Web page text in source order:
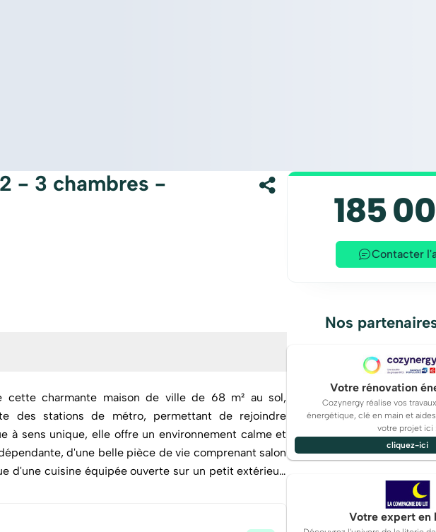
- 3 chambres -
cette charmante maison de ville de 68 m² au sol,
des stations de métro, permettant de rejoindre
à sens unique, elle offre un environnement calme et
d'une cuisine équipée ouverte sur un petit extérieur.
Contactez-nous dès aujourd'hui pour organiser
185
Contacter
Nos
Votre rénovation
Cozynergy réalise vos
énergétique, clé en main et
votre projet ici :
cliquez-ici
Votre expert en